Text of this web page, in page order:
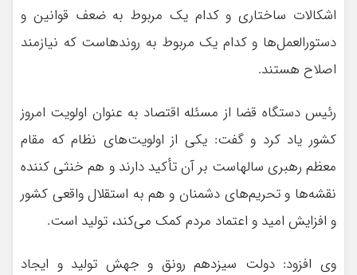
اشکالات ساختاری و کدام یک مربوط به ضعف قوانین و
دستورالعمل‌ها و کدام یک مربوط به روندهاست که نیازمند
اصلاح هستند.
رئیس دستگاه قضا از مسئله اقتصاد به عنوان اولویت امروز
کشور یاد کرد و گفت: یکی از اولویت‌های نظام که مقام
معظم رهبری سالهاست بر آن تأکید دارند و هم خنثی کننده
نقشه‌ها و تحریم‌های دشمنان و هم به استقلال واقعی کشور
و افزایش امید و اعتماد مردم کمک می‌کند، تولید است.
وی افزود: دولت سیزدهم رونق و جهش تولید و ایجاد